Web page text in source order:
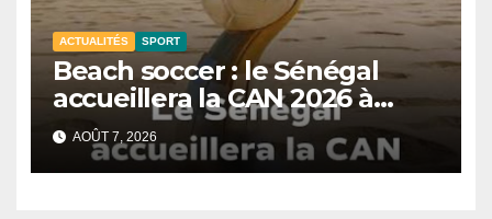
ACTUALITÉS SPORT
Beach soccer : le Sénégal
accueillera la CAN 2026 à
Dakar.
AOÛT 7, 2026